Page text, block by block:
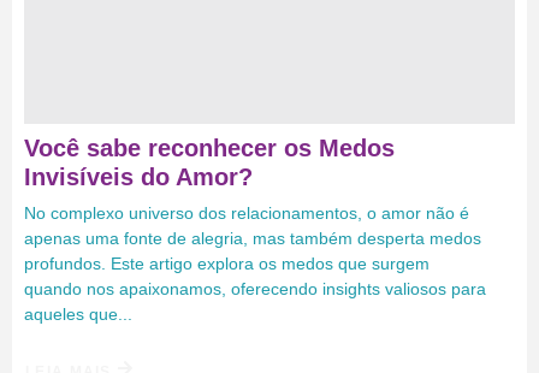
Você sabe reconhecer os Medos
Invisíveis do Amor?
No complexo universo dos relacionamentos, o amor não é
apenas uma fonte de alegria, mas também desperta medos
profundos. Este artigo explora os medos que surgem
quando nos apaixonamos, oferecendo insights valiosos para
aqueles que...